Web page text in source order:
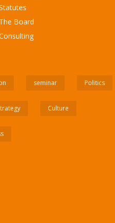
The Board
seminar Politics
Culture